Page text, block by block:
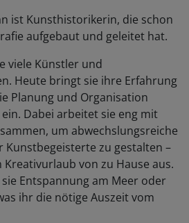
ist Kunsthistorikerin, die schon
aufgebaut und geleitet hat.
viele Künstler und
Heute bringt sie ihre Erfahrung
Planung und Organisation
Dabei arbeitet sie eng mit
um abwechslungsreiche
Kunstbegeisterte zu gestalten –
von zu Hause aus.
Entspannung am Meer oder
ihr die nötige Auszeit vom